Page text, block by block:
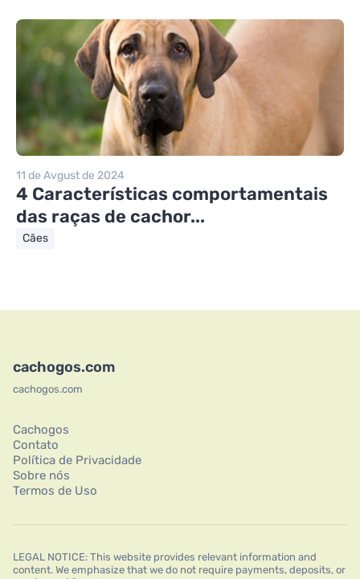
11 de Avgust de 2024
4 Características comportamentais
das raças de cachor...
Cães
cachogos.com
cachogos.com
Cachogos
Contato
Política de Privacidade
Sobre nós
Termos de Uso
LEGAL NOTICE: This website provides relevant information and
content. We emphasize that we do not require payments, deposits, or